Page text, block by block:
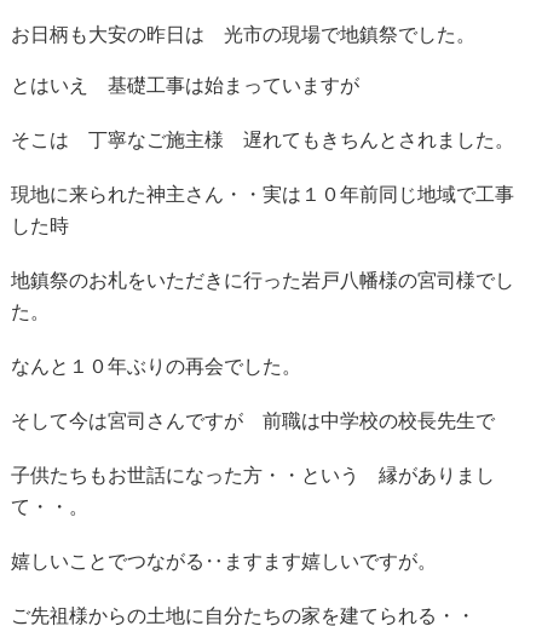
お日柄も大安の昨日は 光市の現場で地鎮祭でした。
とはいえ 基礎工事は始まっていますが
そこは 丁寧なご施主様 遅れてもきちんとされました。
現地に来られた神主さん・・実は１０年前同じ地域で工事
した時
地鎮祭のお札をいただきに行った岩戸八幡様の宮司様でし
た。
なんと１０年ぶりの再会でした。
そして今は宮司さんですが 前職は中学校の校長先生で
子供たちもお世話になった方・・という 縁がありまし
て・・。
嬉しいことでつながる‥ますます嬉しいですが。
ご先祖様からの土地に自分たちの家を建てられる・・